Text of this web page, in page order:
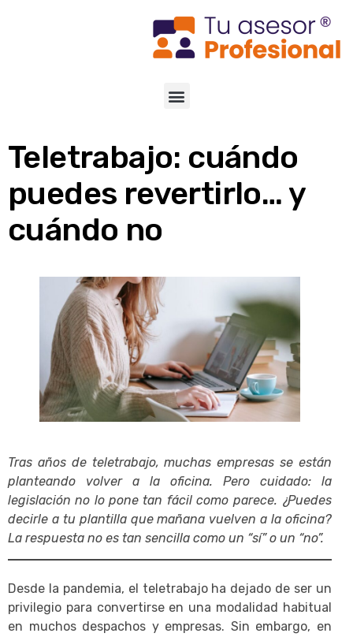
Teletrabajo: cuándo
puedes revertirlo… y
cuándo no
Tras años de teletrabajo, muchas empresas se están
planteando volver a la oficina. Pero cuidado: la
legislación no lo pone tan fácil como parece. ¿Puedes
decirle a tu plantilla que mañana vuelven a la oficina?
La respuesta no es tan sencilla como un “sí” o un “no”.
Desde la pandemia, el teletrabajo ha dejado de ser un
privilegio para convertirse en una modalidad habitual
en muchos despachos y empresas. Sin embargo, en